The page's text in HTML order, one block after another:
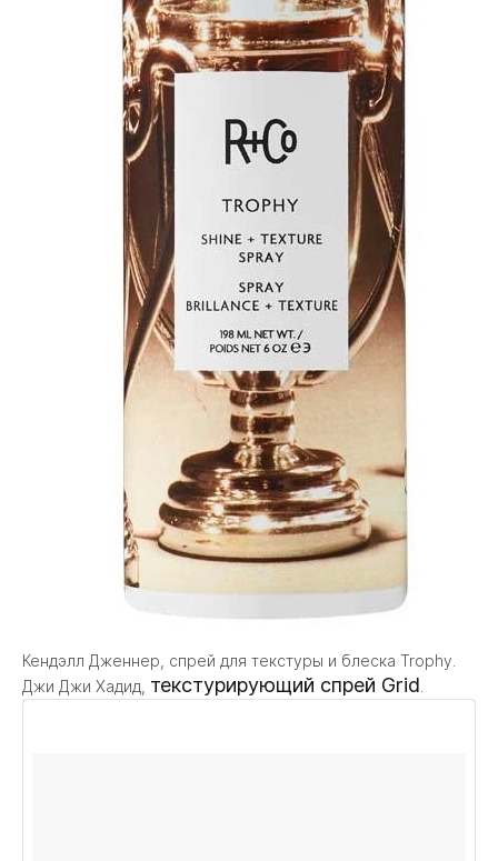
Кендэлл Дженнер, спрей для текстуры и блеска Trophy.
Джи Джи Хадид, текстурирующий спрей Grid